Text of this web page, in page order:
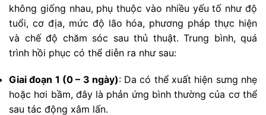
không giống nhau, phụ thuộc vào nhiều yếu tố như độ
tuổi, cơ địa, mức độ lão hóa, phương pháp thực hiện
và chế độ chăm sóc sau thủ thuật. Trung bình, quá
trình hồi phục có thể diễn ra như sau:
Giai đoạn 1 (0 – 3 ngày): Da có thể xuất hiện sưng nhẹ
hoặc hơi bầm, đây là phản ứng bình thường của cơ thể
sau tác động xâm lấn.